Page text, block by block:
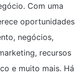
Com uma
oportunidades
negócios,
recursos
e muito mais. Há